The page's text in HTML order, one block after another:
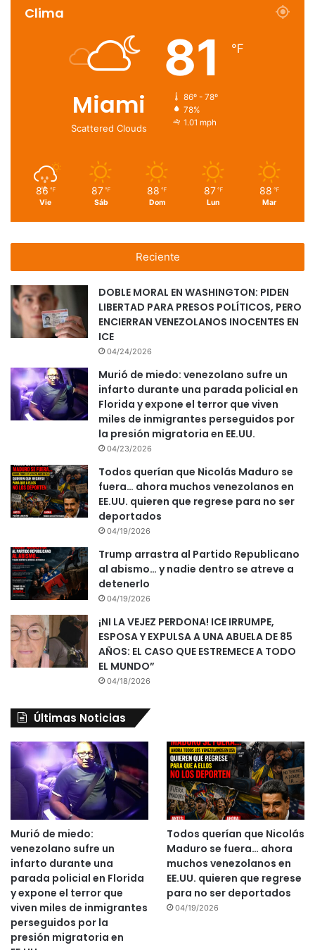
Clima
Miami
Scattered Clouds
81 ℉
86º - 78º
78%
1.01 mph
86 ℉
Vie
87 ℉
Sáb
88 ℉
Dom
87 ℉
Lun
88 ℉
Mar
Reciente
DOBLE MORAL EN WASHINGTON: PIDEN
LIBERTAD PARA PRESOS POLÍTICOS, PERO
ENCIERRAN VENEZOLANOS INOCENTES EN
ICE
04/24/2026
Murió de miedo: venezolano sufre un
infarto durante una parada policial en
Florida y expone el terror que viven
miles de inmigrantes perseguidos por
la presión migratoria en EE.UU.
04/23/2026
Todos querían que Nicolás Maduro se
fuera… ahora muchos venezolanos en
EE.UU. quieren que regrese para no ser
deportados
04/19/2026
Trump arrastra al Partido Republicano
al abismo… y nadie dentro se atreve a
detenerlo
04/19/2026
¡NI LA VEJEZ PERDONA! ICE IRRUMPE,
ESPOSA Y EXPULSA A UNA ABUELA DE 85
AÑOS: EL CASO QUE ESTREMECE A TODO
EL MUNDO”
04/18/2026
Últimas Noticias
Murió de miedo:
venezolano sufre un
infarto durante una
parada policial en Florida
y expone el terror que
viven miles de inmigrantes
perseguidos por la
presión migratoria en
Todos querían que Nicolás
Maduro se fuera… ahora
muchos venezolanos en
EE.UU. quieren que regrese
para no ser deportados
04/19/2026